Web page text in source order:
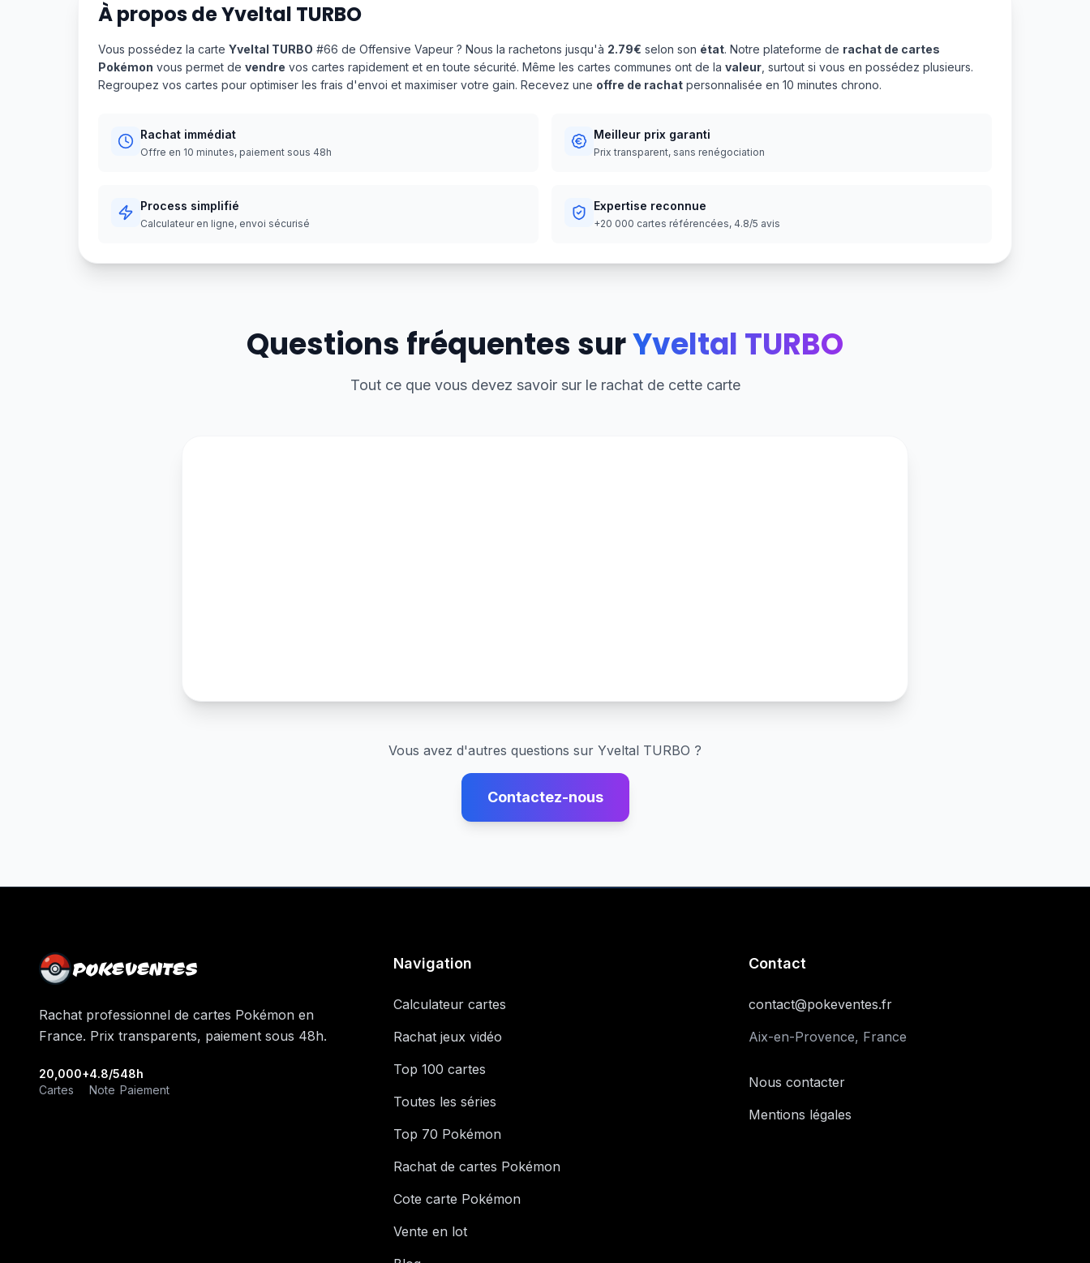
À propos deYveltal TURBO
Vous possédez la carte Yveltal TURBO #66 de Offensive Vapeur ? Nous la rachetons jusqu'à 2.79€ selon son état. Notre plateforme de rachat de cartes
Pokémon vous permet de vendre vos cartes rapidement et en toute sécurité. Même les cartes communes ont de la valeur , surtout si vous en possédez plusieurs.
Regroupez vos cartes pour optimiser les frais d'envoi et maximiser votre gain. Recevez une offre de rachat personnalisée en 10 minutes chrono.
Rachat immédiat
Offre en 10 minutes, paiement sous 48h
Meilleur prix garanti
Prix transparent, sans renégociation
Process simplifié
Calculateur en ligne, envoi sécurisé
Expertise reconnue
+20 000 cartes référencées, 4.8/5 avis
Questions fréquentes surYveltal TURBO
Tout ce que vous devez savoir sur le rachat de cette carte
Vous avez d'autres questions sur Yveltal TURBO ?
Contactez-nous
POKEVENTES
Rachat professionnel de cartes Pokémon en
France. Prix transparents, paiement sous 48h.
20,000+
Cartes
4.8/5
Note
48h
Paiement
Navigation
Calculateur cartes
Rachat jeux vidéo
Top 100 cartes
Toutes les séries
Top 70 Pokémon
Rachat de cartes Pokémon
Cote carte Pokémon
Vente en lot
Contact
contact@pokeventes.fr
Aix-en-Provence, France
Nous contacter
Mentions légales